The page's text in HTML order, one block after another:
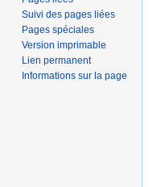
Suivi des pages liées
Pages spéciales
Version imprimable
Lien permanent
Informations sur la page